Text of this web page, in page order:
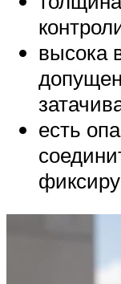
высока
есть